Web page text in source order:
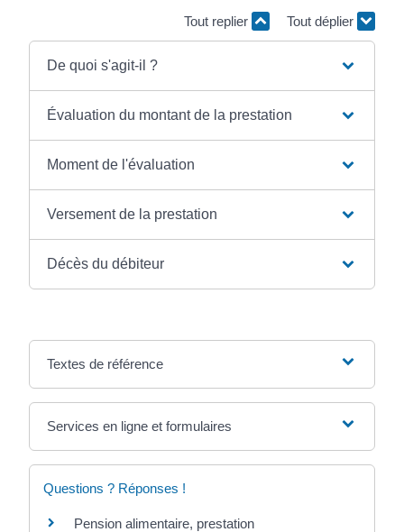
Tout replier Tout déplier
De quoi s'agit-il ?
Évaluation du montant de la prestation
Moment de l'évaluation
Versement de la prestation
Décès du débiteur
Textes de référence
Services en ligne et formulaires
Questions ? Réponses !
Pension alimentaire, prestation